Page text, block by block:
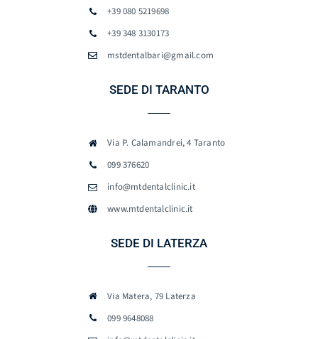
+39 080 5219698
+39 348 3130173
mstdentalbari@gmail.com
SEDE DI TARANTO
Via P. Calamandrei, 4 Taranto
099 376620
info@mtdentalclinic.it
www.mtdentalclinic.it
SEDE DI LATERZA
Via Matera, 79 Laterza
099 9648088